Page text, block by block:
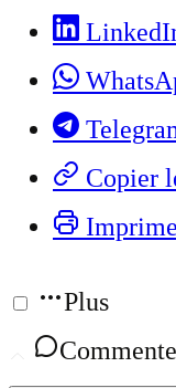
Copier
Plus